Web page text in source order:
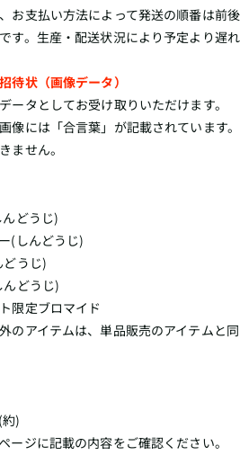
お支払い方法によって発送の順番は前後
す。生産・配送状況により予定より遅れ
待状（画像データ）
ータとしてお受け取りいただけます。
像には「合言葉」が記載されています。
ません。
どうじ)
(しんどうじ)
うじ)
どうじ)
限定ブロマイド
のアイテムは、単品販売のアイテムと同
)
ージに記載の内容をご確認ください。